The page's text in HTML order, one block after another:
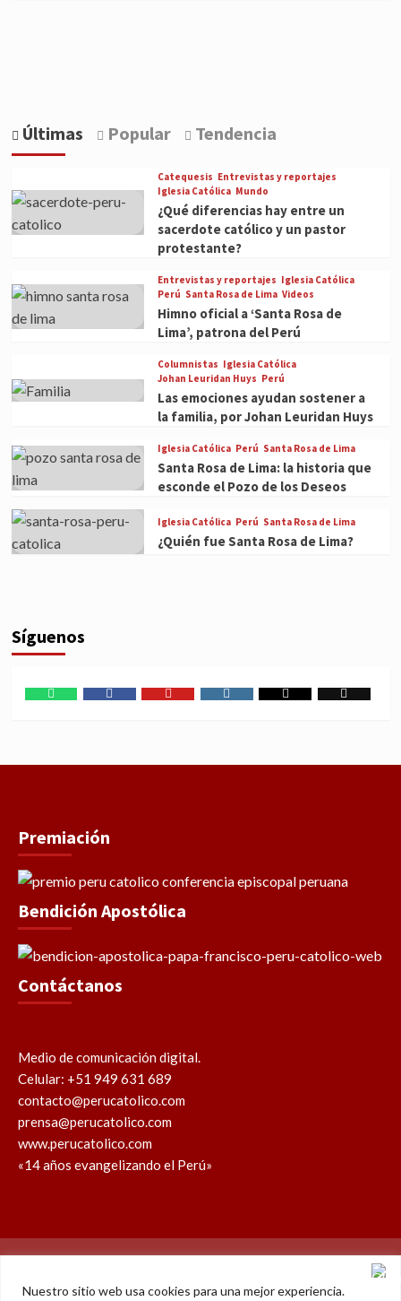
Nuestro sitio web usa cookies para una mejor experiencia.
Últimas Popular Tendencia
Catequesis Entrevistas y reportajes
Iglesia Católica Mundo
¿Qué diferencias hay entre un
sacerdote católico y un pastor
protestante?
Entrevistas y reportajes Iglesia Católica
Perú Santa Rosa de Lima Videos
Himno oficial a ‘Santa Rosa de
Lima’, patrona del Perú
Columnistas Iglesia Católica
Johan Leuridan Huys Perú
Las emociones ayudan sostener a
la familia, por Johan Leuridan Huys
Iglesia Católica Perú Santa Rosa de Lima
Santa Rosa de Lima: la historia que
esconde el Pozo de los Deseos
Iglesia Católica Perú Santa Rosa de Lima
¿Quién fue Santa Rosa de Lima?
Síguenos
Premiación
Bendición Apostólica
Contáctanos
Medio de comunicación digital.
Celular: +51 949 631 689
contacto@perucatolico.com
prensa@perucatolico.com
www.perucatolico.com
«14 años evangelizando el Perú»
Política de cookies Política de privacidad